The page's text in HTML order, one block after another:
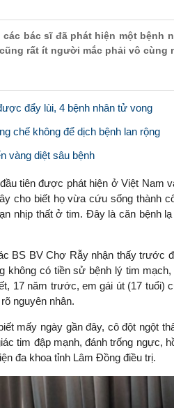
các bác sĩ đã phát hiện một bệnh
rất ít người mắc phải vô cùng
đẩy lùi, 4 bệnh nhân tử vong
chế không để dịch bệnh lan rộng
vàng diệt sâu bệnh
tiên được phát hiện ở Việt Nam
cho biết họ vừa cứu sống thành
nhịp thất ở tim. Đây là căn bệnh
BS BV Chợ Rẫy nhận thấy trước
không có tiền sử bệnh lý tim
17 năm trước, em gái út (17 tuổi)
nguyên nhân.
mấy ngày gần đây, cô đột ngột
tim đập mạnh, đánh trống ngực,
đa khoa tỉnh Lâm Đồng điều trị.